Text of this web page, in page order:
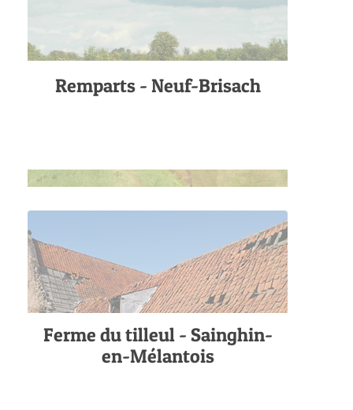
Remparts - Neuf-Brisach
Ferme du tilleul - Sainghin-
en-Mélantois